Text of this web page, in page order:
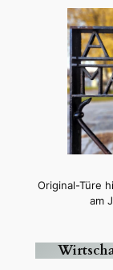
Original-Türe
am